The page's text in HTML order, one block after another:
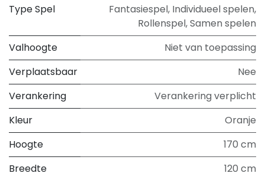
Type Spel Fantasiespel, Individueel spelen,
Rollenspel,Samen spelen
Valhoogte
Niet van toepassing
Verplaatsbaar
Nee
Verankering
Verankering verplicht
Kleur
Oranje
Hoogte
170 cm
Breedte
120 cm